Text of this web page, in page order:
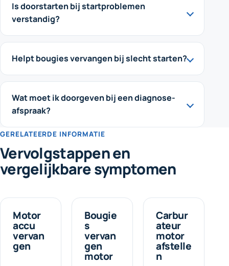
Is doorstarten bij startproblemen
verstandig?
Helpt bougies vervangen bij slecht starten?
Wat moet ik doorgeven bij een diagnose-
afspraak?
GERELATEERDE INFORMATIE
Vervolgstappen en
vergelijkbare symptomen
Motor
accu
vervan
gen
Bougie
s
vervan
gen
motor
Carbur
ateur
motor
afstelle
n